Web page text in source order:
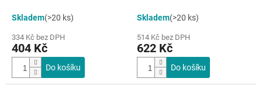
Skladem(>20 ks)
334 Kč bez DPH
404 Kč
Do košíku
hodnocení
je
4,0
hvězdiček.
Skladem(>20 ks)
514 Kč bez DPH
622 Kč
Do košíku